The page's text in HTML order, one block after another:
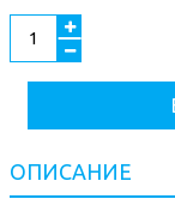
ОПИСАНИЕ